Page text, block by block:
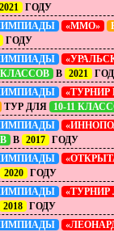
2021 ГОДУ
«ММО»
ГОДУ
КЛАССОВ В 2021
«ТУРНИР
ТУР ДЛЯ 10-11
В 2017 ГОДУ
2020 ГОДУ
2018 ГОДУ